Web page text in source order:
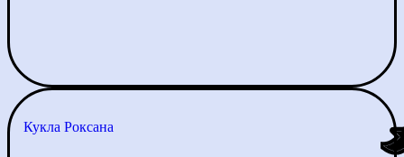
Кукла Роксана